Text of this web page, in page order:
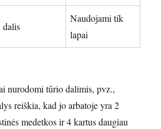
dalis
Naudojami tik
lapai
nurodomi tūrio dalimis, pvz.,
reiškia, kad jo arbatoje yra 2
medetkos ir 4 kartus daugiau